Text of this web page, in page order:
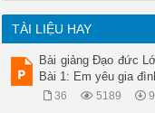
TÀI LIỆU HAY
Bài giảng Đạo đức
Bài 1: Em yêu gia
36 5189 9